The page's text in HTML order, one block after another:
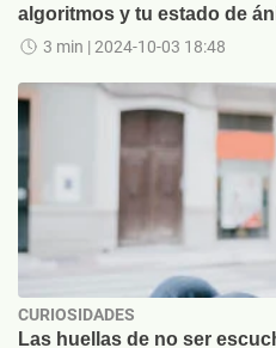
algoritmos y tu estado de
3 min | 2024-10-03 18:48
CURIOSIDADES
Las huellas de no ser